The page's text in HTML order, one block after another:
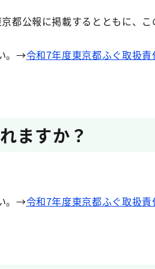
都公報に掲載するとともに、
。→令和7年度東京都ふぐ取扱
ますか？
。→令和7年度東京都ふぐ取扱